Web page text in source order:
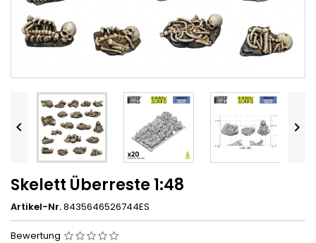
 
Skelett Überreste 1:48
Artikel-Nr.8435646526744ES
Bewertung